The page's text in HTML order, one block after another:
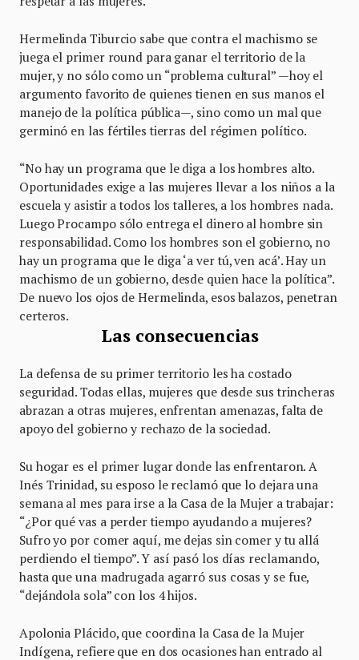
Hermelinda Tiburcio sabe que contra el machismo se
juega el primer round para ganar el territorio de la
mujer, y no sólo como un “problema cultural” —hoy el
argumento favorito de quienes tienen en sus manos el
manejo de la política pública—, sino como un mal que
germinó en las fértiles tierras del régimen político.
“No hay un programa que le diga a los hombres alto.
Oportunidades exige a las mujeres llevar a los niños a la
escuela y asistir a todos los talleres, a los hombres nada.
Luego Procampo sólo entrega el dinero al hombre sin
responsabilidad. Como los hombres son el gobierno, no
hay un programa que le diga ‘a ver tú, ven acá’. Hay un
machismo de un gobierno, desde quien hace la política”.
De nuevo los ojos de Hermelinda, esos balazos, penetran
certeros.
Las consecuencias
La defensa de su primer territorio les ha costado
seguridad. Todas ellas, mujeres que desde sus trincheras
abrazan a otras mujeres, enfrentan amenazas, falta de
apoyo del gobierno y rechazo de la sociedad.
Su hogar es el primer lugar donde las enfrentaron. A
Inés Trinidad, su esposo le reclamó que lo dejara una
semana al mes para irse a la Casa de la Mujer a trabajar:
“¿Por qué vas a perder tiempo ayudando a mujeres?
Sufro yo por comer aquí, me dejas sin comer y tu allá
perdiendo el tiempo”. Y así pasó los días reclamando,
hasta que una madrugada agarró sus cosas y se fue,
“dejándola sola” con los 4 hijos.
Apolonia Plácido, que coordina la Casa de la Mujer
Indígena, refiere que en dos ocasiones han entrado al